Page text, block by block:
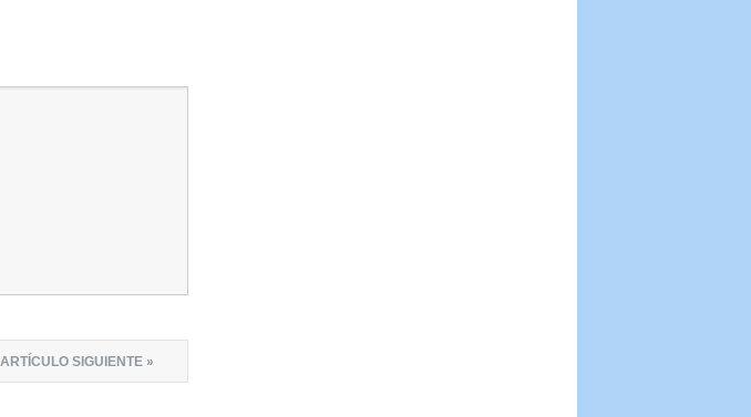
ARTÍCULO SIGUIENTE »